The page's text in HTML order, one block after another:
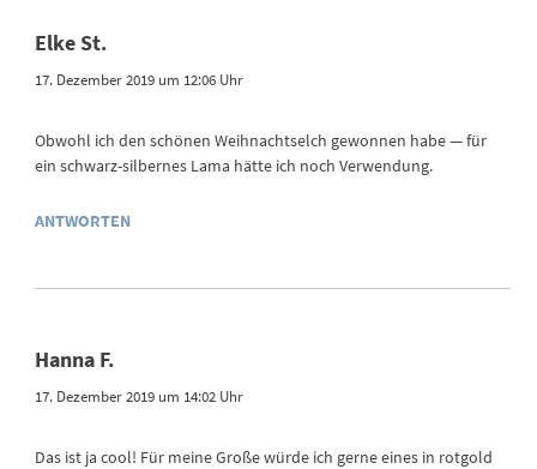
Elke St.
17. Dezember 2019 um 12:06 Uhr
Obwohl ich den schönen Weihnachtselch gewonnen habe — für
ein schwarz-silbernes Lama hätte ich noch Verwendung.
ANTWORTEN
Hanna F.
17. Dezember 2019 um 14:02 Uhr
Das ist ja cool! Für meine Große würde ich gerne eines in rotgold